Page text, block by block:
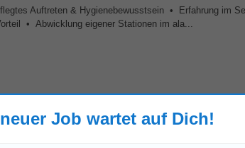
Auftreten & Hygienebewusstsein • Erfahrung im
• Abwicklung eigener Stationen im ala...
• Gute Deutsch- und Englischkenntnisse. • Sie
wie Osteopathie...
Job wartet auf Dich!